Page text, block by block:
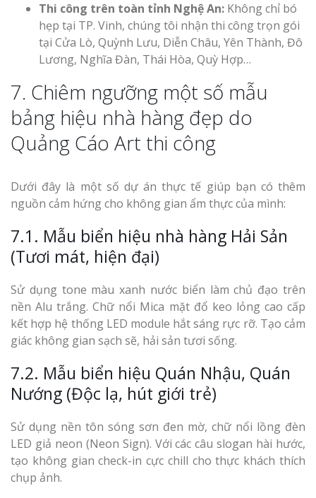
Thi công trên toàn tỉnh Nghệ An: Không chỉ bó
hẹp tại TP. Vinh, chúng tôi nhận thi công trọn gói
tại Cửa Lò, Quỳnh Lưu, Diễn Châu, Yên Thành, Đô
Lương, Nghĩa Đàn, Thái Hòa, Quỳ Hợp…
7. Chiêm ngưỡng một số mẫu
bảng hiệu nhà hàng đẹp do
Quảng Cáo Art thi công
Dưới đây là một số dự án thực tế giúp bạn có thêm
nguồn cảm hứng cho không gian ẩm thực của mình:
7.1. Mẫu biển hiệu nhà hàng Hải Sản
(Tươi mát, hiện đại)
Sử dụng tone màu xanh nước biển làm chủ đạo trên
nền Alu trắng. Chữ nổi Mica mặt đổ keo lỏng cao cấp
kết hợp hệ thống LED module hắt sáng rực rỡ. Tạo cảm
giác không gian sạch sẽ, hải sản tươi sống.
7.2. Mẫu biển hiệu Quán Nhậu, Quán
Nướng (Độc lạ, hút giới trẻ)
Sử dụng nền tôn sóng sơn đen mờ, chữ nổi lồng đèn
LED giả neon (Neon Sign). Với các câu slogan hài hước,
tạo không gian check-in cực chill cho thực khách thích
chụp ảnh.